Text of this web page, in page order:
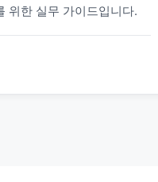
위한 실무 가이드입니다.